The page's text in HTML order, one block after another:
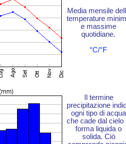
Media mensile
temperature
e massime
quotidiane.
°C/°F
Il termine
precipitazione
ogni tipo di acqua
che cade dal cielo
forma liquida o
solida. Ciò